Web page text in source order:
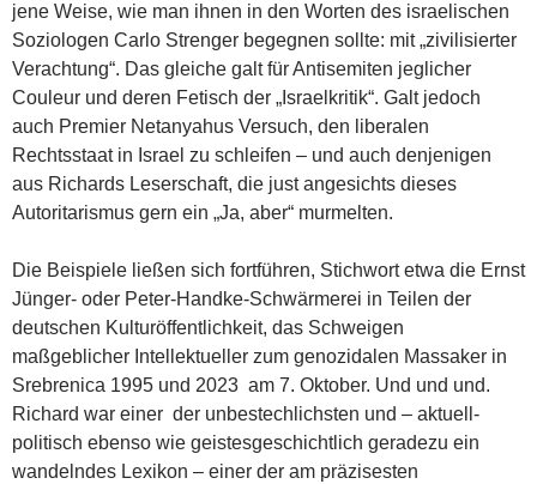
jene Weise, wie man ihnen in den Worten des israelischen
Soziologen Carlo Strenger begegnen sollte: mit „zivilisierter
Verachtung“. Das gleiche galt für Antisemiten jeglicher
Couleur und deren Fetisch der „Israelkritik“. Galt jedoch
auch Premier Netanyahus Versuch, den liberalen
Rechtsstaat in Israel zu schleifen – und auch denjenigen
aus Richards Leserschaft, die just angesichts dieses
Autoritarismus gern ein „Ja, aber“ murmelten.
Die Beispiele ließen sich fortführen, Stichwort etwa die Ernst
Jünger- oder Peter-Handke-Schwärmerei in Teilen der
deutschen Kulturöffentlichkeit, das Schweigen
maßgeblicher Intellektueller zum genozidalen Massaker in
Srebrenica 1995 und 2023 am 7. Oktober. Und und und.
Richard war einer der unbestechlichsten und – aktuell-
politisch ebenso wie geistesgeschichtlich geradezu ein
wandelndes Lexikon – einer der am präzisesten